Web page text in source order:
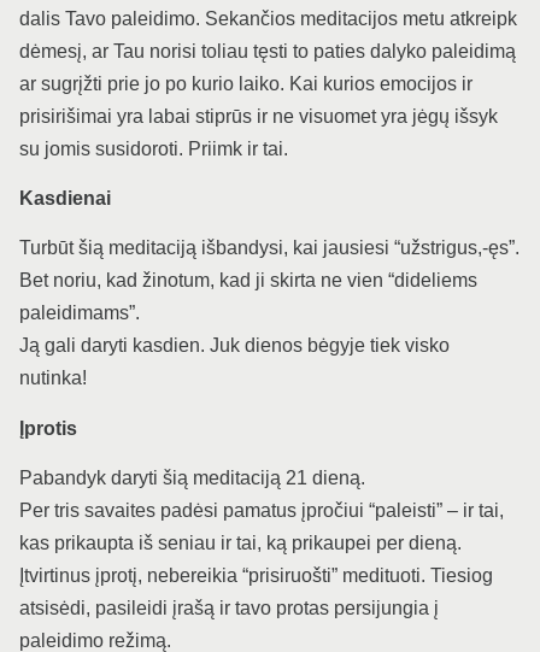
dalis Tavo paleidimo. Sekančios meditacijos metu atkreipk
dėmesį, ar Tau norisi toliau tęsti to paties dalyko paleidimą
ar sugrįžti prie jo po kurio laiko. Kai kurios emocijos ir
prisirišimai yra labai stiprūs ir ne visuomet yra jėgų išsyk
su jomis susidoroti. Priimk ir tai.
Kasdienai
Turbūt šią meditaciją išbandysi, kai jausiesi “užstrigus,-ęs”.
Bet noriu, kad žinotum, kad ji skirta ne vien “dideliems
paleidimams”.
Ją gali daryti kasdien. Juk dienos bėgyje tiek visko
nutinka!
Įprotis
Pabandyk daryti šią meditaciją 21 dieną.
Per tris savaites padėsi pamatus įpročiui “paleisti” – ir tai,
kas prikaupta iš seniau ir tai, ką prikaupei per dieną.
Įtvirtinus įprotį, nebereikia “prisiruošti” medituoti. Tiesiog
atsisėdi, pasileidi įrašą ir tavo protas persijungia į
paleidimo režimą.